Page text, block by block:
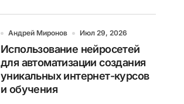
Андрей Миронов Июл 29, 2026
Использование нейросетей
для автоматизации создания
уникальных интернет-курсов
и обучения